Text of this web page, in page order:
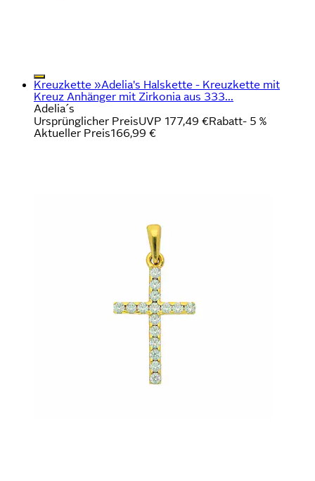
Kreuzkette »Adelia's Halskette - Kreuzkette mit
Kreuz Anhänger mit Zirkonia aus 333...
Adelia´s
Ursprünglicher PreisUVP 177,49 €Rabatt- 5 %
Aktueller Preis166,99 €